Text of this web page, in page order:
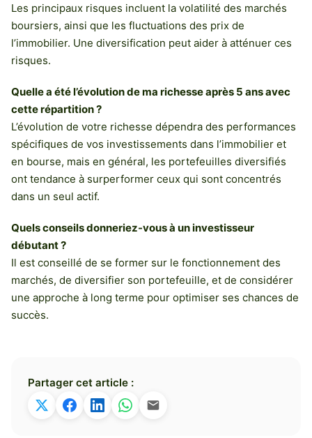
Les principaux risques incluent la volatilité des marchés
boursiers, ainsi que les fluctuations des prix de
l’immobilier. Une diversification peut aider à atténuer ces
risques.
Quelle a été l’évolution de ma richesse après 5 ans avec
cette répartition ?
L’évolution de votre richesse dépendra des performances
spécifiques de vos investissements dans l’immobilier et
en bourse, mais en général, les portefeuilles diversifiés
ont tendance à surperformer ceux qui sont concentrés
dans un seul actif.
Quels conseils donneriez-vous à un investisseur
débutant ?
Il est conseillé de se former sur le fonctionnement des
marchés, de diversifier son portefeuille, et de considérer
une approche à long terme pour optimiser ses chances de
succès.
Partager cet article :